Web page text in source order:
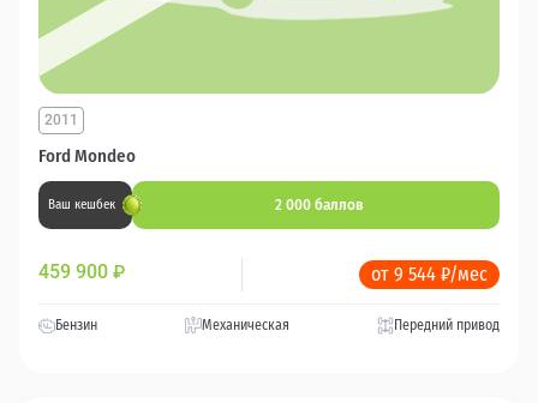
Ford Mondeo
2011
Ваш кешбек 2 000 баллов
459 900 ₽ от 9 544 ₽/мес
Бензин Механическая Передний привод